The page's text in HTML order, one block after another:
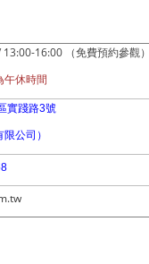
13:00-16:00 （免費預約參觀）
午休時間
實踐路3號
公司）